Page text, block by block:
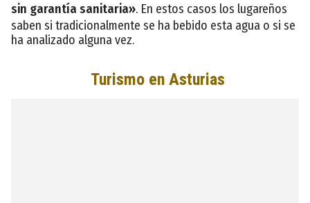
sin garantía sanitaria». En estos casos los lugareños
saben si tradicionalmente se ha bebido esta agua o si se
ha analizado alguna vez.